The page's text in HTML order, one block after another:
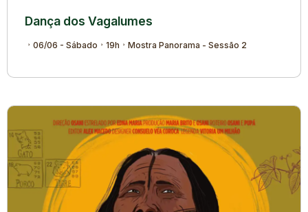
Dança dos Vagalumes
06/06 - Sábado 19h Mostra Panorama - Sessão 2